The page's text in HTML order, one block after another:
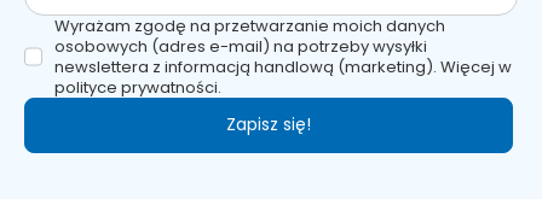
Wyrażam zgodę na przetwarzanie moich danych
osobowych (adres e-mail) na potrzeby wysyłki
newslettera z informacją handlową (marketing). Więcej w
polityce prywatności.
Zapisz się!